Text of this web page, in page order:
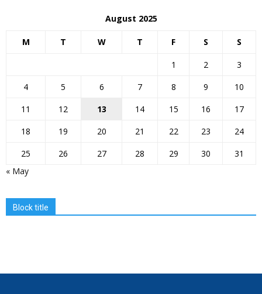
August 2025
M T W T F S S
1 2
3
4
5 6 7 8 9
10
11
12 13 14 15 16
17
18
19 20 21 22 23
24
25
26 27 28 29 30
31
« May
Block title